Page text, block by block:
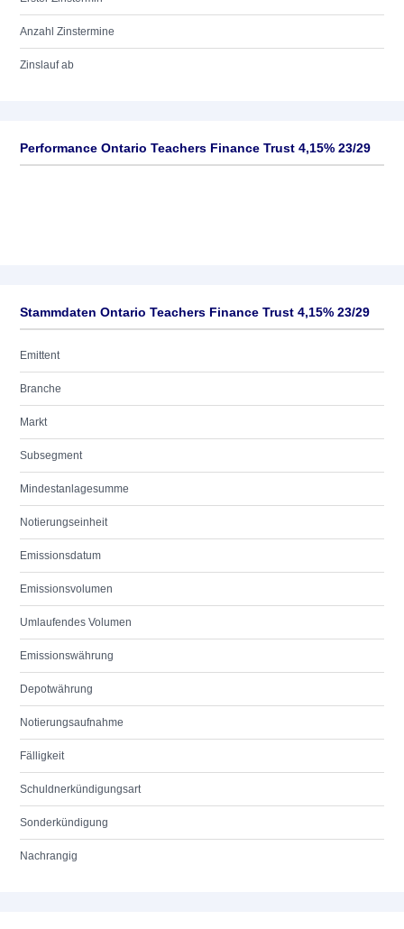
Anzahl Zinstermine
Zinslauf ab
Performance Ontario Teachers Finance Trust 4,15% 23/29
Stammdaten Ontario Teachers Finance Trust 4,15% 23/29
Emittent
Branche
Markt
Subsegment
Mindestanlagesumme
Notierungseinheit
Emissionsdatum
Emissionsvolumen
Umlaufendes Volumen
Emissionswährung
Depotwährung
Notierungsaufnahme
Fälligkeit
Schuldnerkündigungsart
Sonderkündigung
Nachrangig